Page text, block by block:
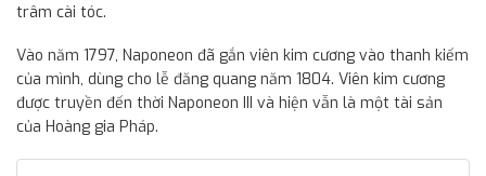
trâm cài tóc.
Vào năm 1797, Naponeon đã gắn viên kim cương vào thanh kiếm
của mình, dùng cho lễ đăng quang năm 1804. Viên kim cương
được truyền đến thời Naponeon III và hiện vẫn là một tài sản
của Hoàng gia Pháp.